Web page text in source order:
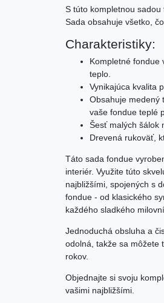
S túto kompletnou sadou
Sada obsahuje všetko,
Charakteristiky:
Kompletné fondue
teplo.
Vynikajúca kvalita
Obsahuje medený
vaše fondue teplé
Šesť malých šálok
Drevená rukoväť,
Táto sada fondue
interiér. Využite túto
najbližšími, spojených s
fondue - od klasického
každého sladkého
Jednoduchá obsluha a
odolná, takže sa môžete
rokov.
Objednajte si svoju
vašimi najbližšími.